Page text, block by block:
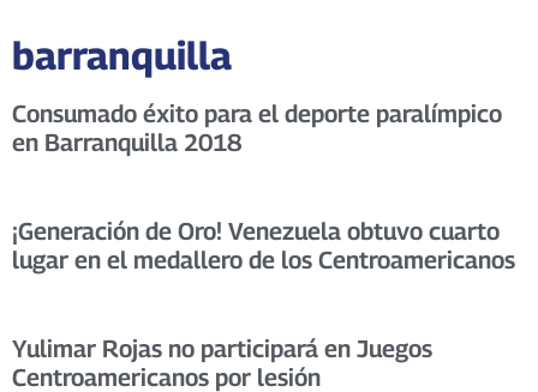
barranquilla
Consumado éxito para el deporte paralímpico
en Barranquilla 2018
¡Generación de Oro! Venezuela obtuvo cuarto
lugar en el medallero de los Centroamericanos
Yulimar Rojas no participará en Juegos
Centroamericanos por lesión